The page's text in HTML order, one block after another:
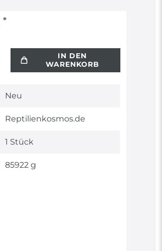
*
IN DEN
WARENKORB
Neu
Reptilienkosmos.de
1 Stück
85922 g